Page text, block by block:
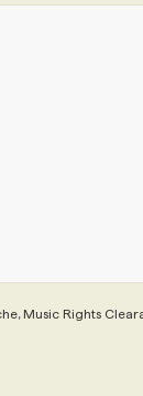
Music Rights